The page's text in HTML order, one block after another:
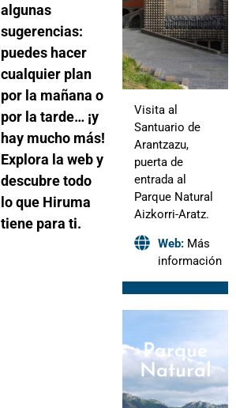
algunas
sugerencias:
puedes hacer
cualquier plan
por la mañana o
por la tarde… ¡y
hay mucho más!
Explora la web y
descubre todo
lo que Hiruma
tiene para ti.
Visita al
Santuario de
Arantzazu,
puerta de
entrada al
Parque Natural
Aizkorri-Aratz.
Web: Más
información
Parque
Natural